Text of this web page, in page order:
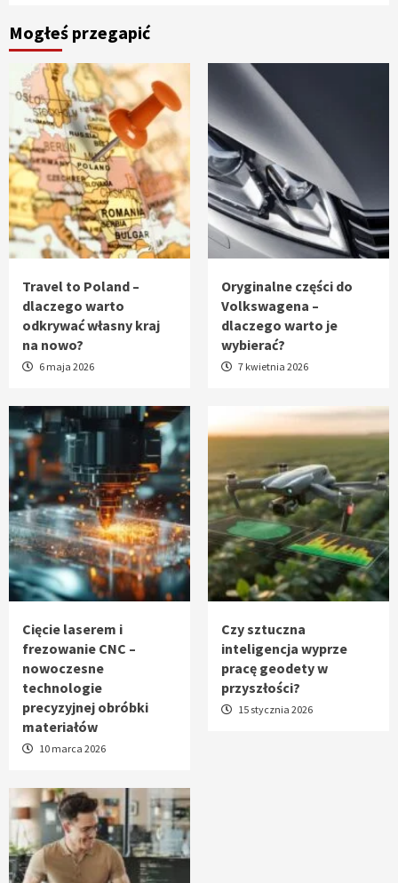
Mogłeś przegapić
Travel to Poland –
dlaczego warto
odkrywać własny kraj
na nowo?
6 maja 2026
Oryginalne części do
Volkswagena –
dlaczego warto je
wybierać?
7 kwietnia 2026
Cięcie laserem i
frezowanie CNC –
nowoczesne
technologie
precyzyjnej obróbki
materiałów
10 marca 2026
Czy sztuczna
inteligencja wyprze
pracę geodety w
przyszłości?
15 stycznia 2026